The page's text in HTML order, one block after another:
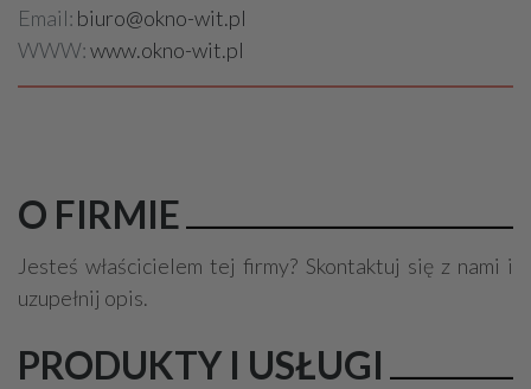
Email: biuro@okno-wit.pl
WWW:www.okno-wit.pl
O FIRMIE
Jesteś właścicielem tej firmy? Skontaktuj się z nami i
uzupełnij opis.
PRODUKTY I USŁUGI